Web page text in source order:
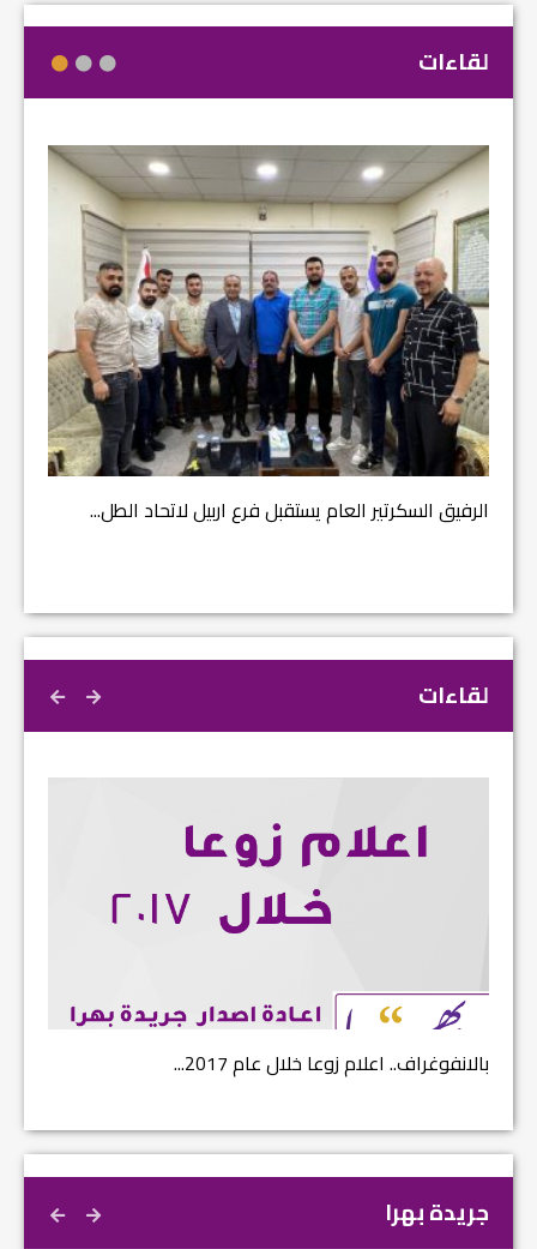
لقاءات
الرفيق السكرتير العام يستقبل فرع اربيل لاتحاد الطل...
لقاءات
بالانفوغراف.. اعلام زوعا خلال عام 2017...
جريدة بهرا